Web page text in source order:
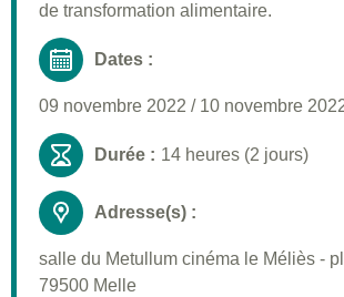
de transformation alimentaire.
Dates :
09 novembre 2022 / 10 novembre
Durée : 14 heures (2 jours)
Adresse(s) :
salle du Metullum cinéma le Méliès -
79500 Melle